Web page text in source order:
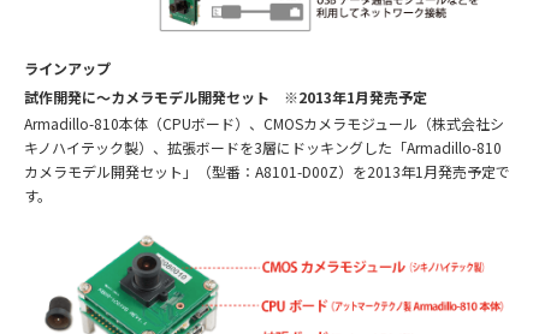
ラインアップ
試作開発に～カメラモデル開発セット ※2013年1月発売予定
Armadillo-810本体（CPUボード）、CMOSカメラモジュール（株式会社シ
キノハイテック製）、拡張ボードを3層にドッキングした「Armadillo-810
カメラモデル開発セット」（型番：A8101-D00Z）を2013年1月発売予定で
す。